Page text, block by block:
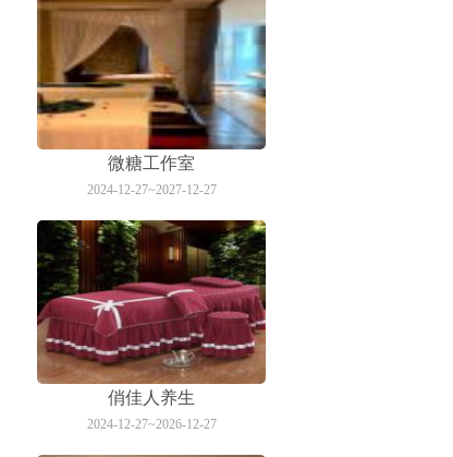
微糖工作室
2024-12-27~2027-12-27
俏佳人养生
2024-12-27~2026-12-27